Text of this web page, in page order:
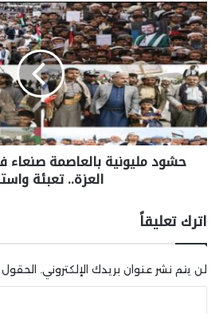
حشود مليونية بالعاصمة
العزة.. تعبئة
اترك تعليقاً
لن يتم نشر عنوان بريدك الإلكتروني. الحقول